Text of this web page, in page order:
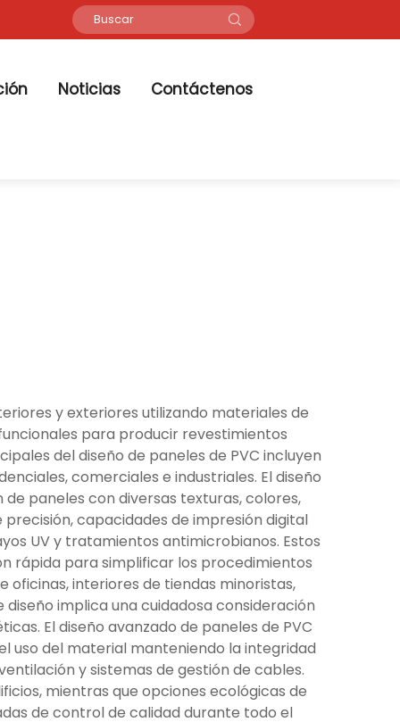
Noticias Contáctenos
y exteriores utilizando materiales de
para producir revestimientos
del diseño de paneles de PVC incluyen
comerciales e industriales. El diseño
paneles con diversas texturas, colores,
capacidades de impresión digital
UV y tratamientos antimicrobianos. Estos
rápida para simplificar los procedimientos
oficinas, interiores de tiendas minoristas,
implica una cuidadosa consideración
El diseño avanzado de paneles de PVC
uso del material manteniendo la integridad
y sistemas de gestión de cables.
mientras que opciones ecológicas de
de control de calidad durante todo el